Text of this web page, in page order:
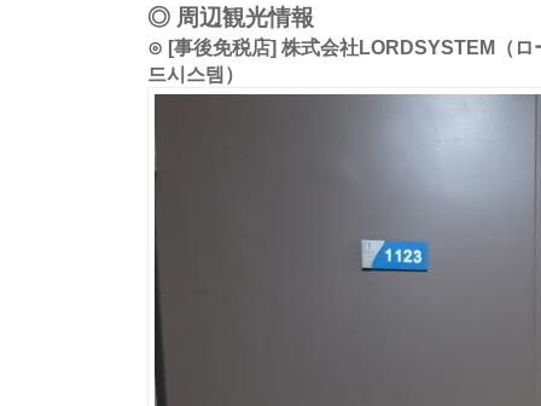
◎ 周辺観光情報
⊙ [事後免税店] 株式会社LORDSYSTEM（ロ
드시스템）